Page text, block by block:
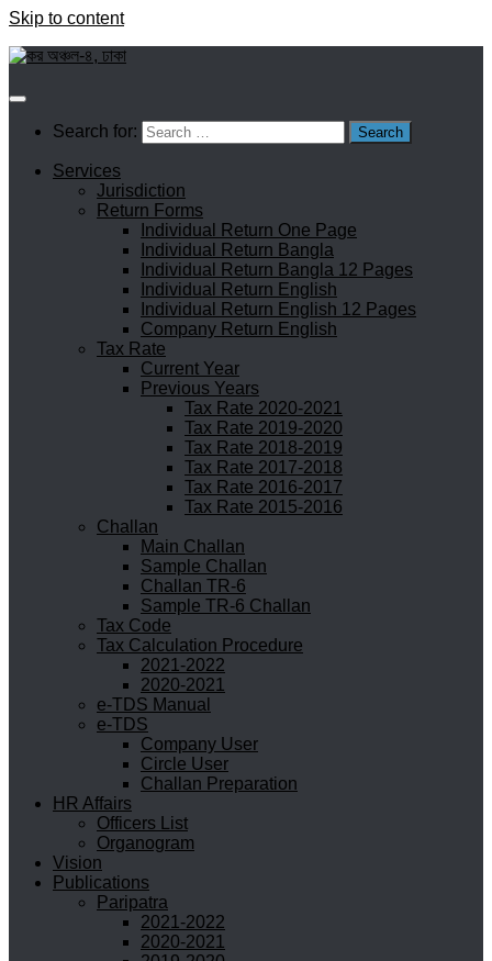
Skip to content
Search for:
Services
Jurisdiction
Return Forms
Individual Return One Page
Individual Return Bangla
Individual Return Bangla 12 Pages
Individual Return English
Individual Return English 12 Pages
Company Return English
Tax Rate
Current Year
Previous Years
Tax Rate 2020-2021
Tax Rate 2019-2020
Tax Rate 2018-2019
Tax Rate 2017-2018
Tax Rate 2016-2017
Tax Rate 2015-2016
Challan
Main Challan
Sample Challan
Challan TR-6
Sample TR-6 Challan
Tax Code
Tax Calculation Procedure
2021-2022
2020-2021
e-TDS Manual
e-TDS
Company User
Circle User
Challan Preparation
HR Affairs
Officers List
Organogram
Vision
Publications
Paripatra
2021-2022
2020-2021